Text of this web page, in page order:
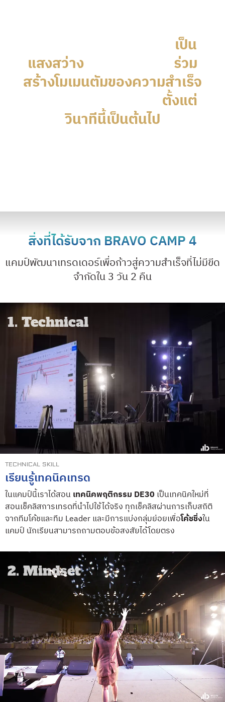
เป็น
แสงสว่าง
ร่วม
สร้างโมเมนตัมของความสำเร็จ
ตั้งแต่
วินาทีนี้เป็นต้นไป
สิ่งที่ได้รับจาก BRAVO CAMP 4
แคมป์พัฒนาเทรดเดอร์เพื่อก้าวสู่ความสำเร็จที่ไม่มีขีด
จำกัดใน 3 วัน 2 คืน
TECHNICAL SKILL
เรียนรู้เทคนิคเทรด
ในแคมป์นี้เราได้สอนเทคนิคพฤติกรรม DE30 เป็นเทคนิคใหม่ที่
สอนเช็คลิสการเทรดที่นำไปใช้ได้จริง ทุกเช็คลิสผ่านการเก็บสถิติ
จากทีมโค้ชและทีม Leader และมีการแบ่งกลุ่มย่อยเพื่อโค้ชชิ่งใน
แคมป์ นักเรียนสามารถถามตอบข้อสงสัยได้โดยตรง
1. Technical
2. Mindset